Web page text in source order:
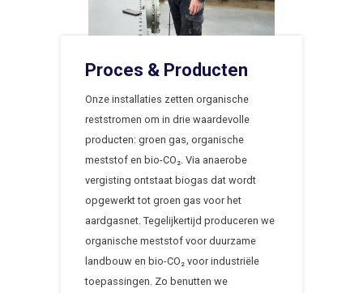
Proces & Producten
Onze installaties zetten organische
reststromen om in drie waardevolle
producten: groen gas, organische
meststof en bio-CO₂. Via anaerobe
vergisting ontstaat biogas dat wordt
opgewerkt tot groen gas voor het
aardgasnet. Tegelijkertijd produceren we
organische meststof voor duurzame
landbouw en bio-CO₂ voor industriële
toepassingen. Zo benutten we